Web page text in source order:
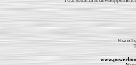
Powered